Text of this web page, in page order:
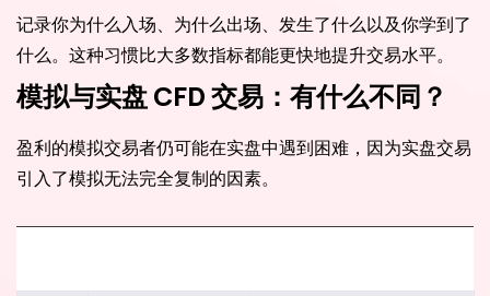
记录你为什么入场、为什么出场、发生了什么以及你学到了
什么。这种习惯比大多数指标都能更快地提升交易水平。
模拟与实盘 CFD 交易：有什么不同？
盈利的模拟交易者仍可能在实盘中遇到困难，因为实盘交易
引入了模拟无法完全复制的因素。